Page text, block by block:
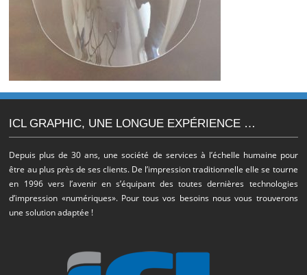
ICL GRAPHIC, UNE LONGUE EXPÉRIENCE …
Depuis plus de 30 ans, une société de services à l’échelle humaine pour
être au plus près de ses clients. De l’impression traditionnelle elle se tourne
en 1996 vers l’avenir en s’équipant des toutes dernières technologies
d’impression «numériques». Pour tous vos besoins nous vous trouverons
une solution adaptée !